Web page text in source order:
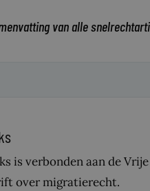
van alle
is verbonden aan de
over migratierecht.